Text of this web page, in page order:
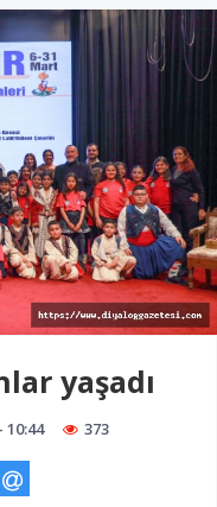
yaşadı
10:44 373